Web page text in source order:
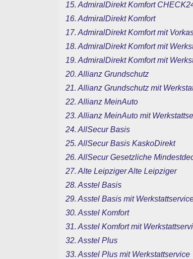
15. AdmiralDirekt Komfort
16. AdmiralDirekt Komfort
17. AdmiralDirekt Komfort mit
18. AdmiralDirekt Komfort mit
19. AdmiralDirekt Komfort mit
20. Allianz Grundschutz
21. Allianz Grundschutz mit
22. Allianz MeinAuto
23. Allianz MeinAuto mit
24. AllSecur Basis
25. AllSecur Basis KaskoDirekt
26. AllSecur Gesetzliche
27. Alte Leipziger Alte Leipziger
28. Asstel Basis
29. Asstel Basis mit
30. Asstel Komfort
31. Asstel Komfort mit
32. Asstel Plus
33. Asstel Plus mit Werkstattservice